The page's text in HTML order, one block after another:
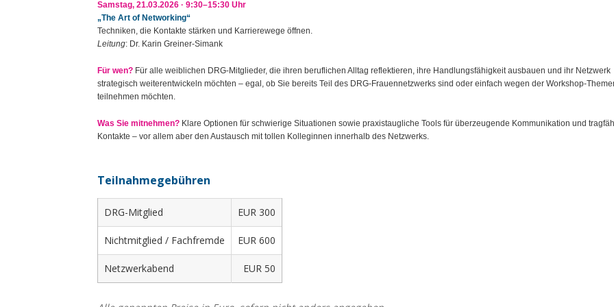
Samstag, 21.03.2026 · 9:30–15:30 Uhr
„The Art of Networking“
Techniken, die Kontakte stärken und Karrierewege öffnen.
Leitung: Dr. Karin Greiner-Simank
Für wen? Für alle weiblichen DRG-Mitglieder, die ihren beruflichen Alltag reflektieren, ihre Handlungsfähigkeit ausbauen und ihr Netzwerk
strategisch weiterentwickeln möchten – egal, ob Sie bereits Teil des DRG-Frauennetzwerks sind oder einfach wegen der Workshop-
teilnehmen möchten.
Was Sie mitnehmen? Klare Optionen für schwierige Situationen sowie praxistaugliche Tools für überzeugende Kommunikation und
Kontakte – vor allem aber den Austausch mit tollen Kolleginnen innerhalb des Netzwerks.
Teilnahmegebühren
DRG-Mitglied EUR 300
Nichtmitglied / Fachfremde EUR 600
Netzwerkabend EUR 50